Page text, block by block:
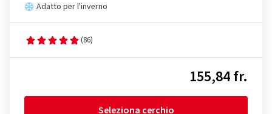
Adatto per l'inverno
(86)
155,84 fr.
Seleziona cerchio